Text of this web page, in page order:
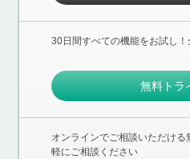
30日間すべての機能をお試し
無料トラ
オンラインでご相談いただけ
軽にご相談ください